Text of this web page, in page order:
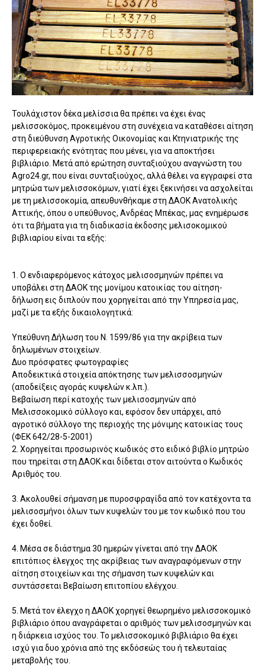
Τουλάχιστον δέκα μελίσσια θα πρέπει να έχει ένας
μελισσοκόμος, προκειμένου στη συνέχεια να καταθέσει αίτηση
στη διεύθυνση Αγροτικής Οικονομίας και Κτηνιατρικής της
περιφερειακής ενότητας που μένει, για να αποκτήσει
βιβλιάριο. Μετά από ερώτηση συνταξιούχου αναγνώστη του
Agro24.gr, που είναι συνταξιούχος, αλλά θέλει να εγγραφεί στα
μητρώα των μελισσοκόμων, γιατί έχει ξεκινήσει να ασχολείται
με τη μελισσοκομία, απευθυνθήκαμε στη ΔΑΟΚ Ανατολικής
Αττικής, όπου ο υπεύθυνος, Ανδρέας Μπέκας, μας ενημέρωσε
ότι τα βήματα για τη διαδικασία έκδοσης μελισοκομικού
βιβλιαρίου είναι τα εξής:
1. Ο ενδιαφερόμενος κάτοχος μελισοσμηνών πρέπει να
υποβάλει στη ΔΑΟΚ της μονίμου κατοικίας του αίτηση-
δήλωση εις διπλούν που χορηγείται από την Υπηρεσία μας,
μαζί με τα εξής δικαιολογητικά:
Υπεύθυνη Δήλωση του Ν. 1599/86 για την ακρίβεια των
δηλωμένων στοιχείων.
Δυο πρόσφατες φωτογραφίες
Αποδεικτικά στοιχεία απόκτησης των μελισσοσμηνών
(αποδείξεις αγοράς κυψελών κ.λπ.).
Βεβαίωση περί κατοχής των μελισοσμηνών από
Μελισσοκομικό σύλλογο και, εφόσον δεν υπάρχει, από
αγροτικό σύλλογο της περιοχής της μόνιμης κατοικίας τους
(ΦΕΚ 642/28-5-2001)
2. Χορηγείται προσωρινός κωδικός στο ειδικό βιβλίο μητρώο
που τηρείται στη ΔΑΟΚ και δίδεται στον αιτούντα ο Κωδικός
Αριθμός του.
3. Ακολουθεί σήμανση με πυροσφραγίδα από τον κατέχοντα τα
μελισοσμήνοι όλων των κυψελών του με τον κωδικό που του
έχει δοθεί.
4. Μέσα σε διάστημα 30 ημερών γίνεται από την ΔΑΟΚ
επιτόπιος έλεγχος της ακρίβειας των αναγραφόμενων στην
αίτηση στοιχείων και της σήμανση των κυψελών και
συντάσσεται Βεβαίωση επιτοπίου ελέγχου.
5. Μετά τον έλεγχο η ΔΑΟΚ χορηγεί θεωρημένο μελισσοκομικό
βιβλιάριο όπου αναγράφεται ο αριθμός των μελισοσμηνών και
η διάρκεια ισχύος του. Το μελισσοκομικό βιβλιάριο θα έχει
ισχύ για δυο χρόνια από της εκδόσεώς του ή τελευταίας
μεταβολής του.